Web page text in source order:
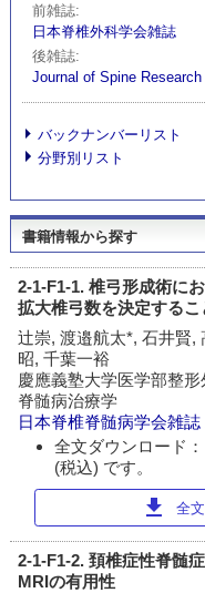
前雑誌
日本脊椎外科学会雑誌
後雑誌
Journal of Spine Research
バックナンバーリスト
分野別リスト
書籍情報から探す
2-1-F1-1. 椎弓形成術に
拡大椎弓数を決定する
辻崇, 渡邉航太*, 石井賢,
昭, 千葉一裕
慶應義塾大学医学部整
脊髄病治療学
日本脊椎脊髄病学会雑誌
全文ダウンロード
(税込) です。
download 全
2-1-F1-2. 頚椎症性脊髄
MRIの有用性